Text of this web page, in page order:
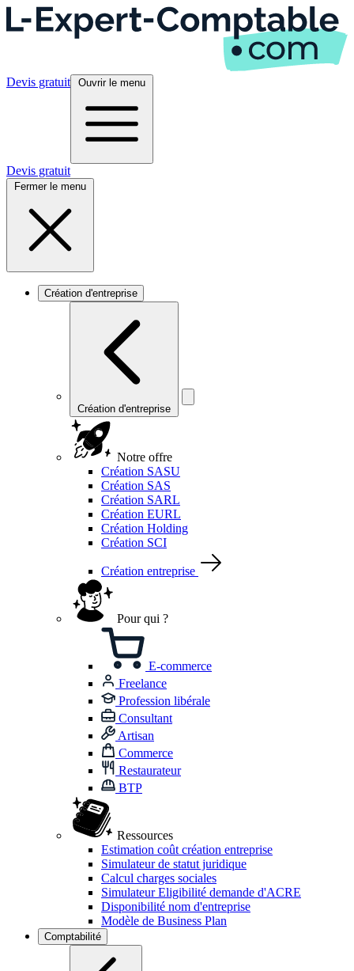
Devis gratuit Ouvrir le menu
Devis gratuit
Fermer le menu
Création d'entreprise
Création d'entreprise
Notre offre
Création SASU
Création SAS
Création SARL
Création EURL
Création Holding
Création SCI
Création entreprise
Pour qui ?
E-commerce
Freelance
Profession libérale
Consultant
Artisan
Commerce
Restaurateur
BTP
Ressources
Estimation coût création entreprise
Simulateur de statut juridique
Calcul charges sociales
Simulateur Eligibilité demande d'ACRE
Disponibilité nom d'entreprise
Modèle de Business Plan
Comptabilité